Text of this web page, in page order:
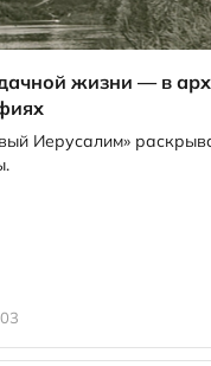
жизни — в
Иерусалим»